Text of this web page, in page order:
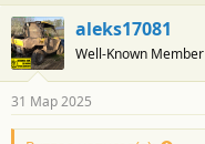
aleks17081
Well-Known Member
31 Мар 2025